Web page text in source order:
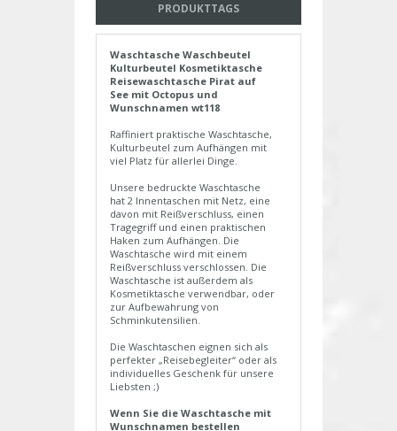
PRODUKTTAGS
Waschtasche Waschbeutel
Kulturbeutel Kosmetiktasche
Reisewaschtasche Pirat auf
See mit Octopus und
Wunschnamen wt118
Raffiniert praktische Waschtasche,
Kulturbeutel zum Aufhängen mit
viel Platz für allerlei Dinge.
Unsere bedruckte Waschtasche
hat 2 Innentaschen mit Netz, eine
davon mit Reißverschluss, einen
Tragegriff und einen praktischen
Haken zum Aufhängen. Die
Waschtasche wird mit einem
Reißverschluss verschlossen. Die
Waschtasche ist außerdem als
Kosmetiktasche verwendbar, oder
zur Aufbewahrung von
Schminkutensilien.
Die Waschtaschen eignen sich als
perfekter „Reisebegleiter“ oder als
individuelles Geschenk für unsere
Liebsten ;)
Wenn Sie die Waschtasche mit
Wunschnamen bestellen